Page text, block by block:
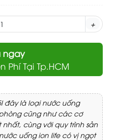
+
ngay
Phí Tại Tp.HCM
đây là loại nước uống
cũng như các cơ
cùng với quy trình sản
uống ion life có vị ngọt